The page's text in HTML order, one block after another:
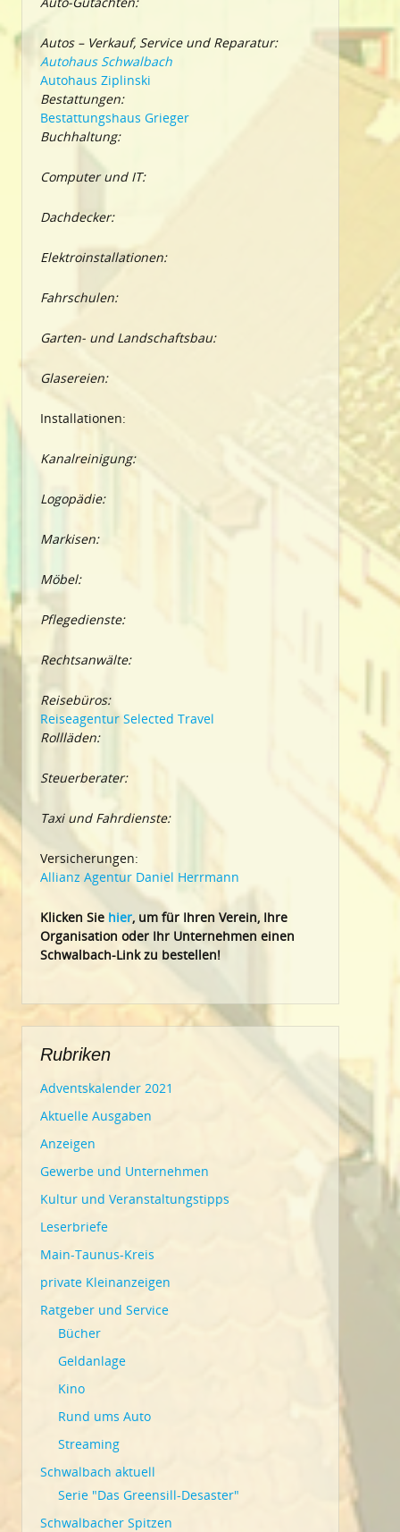
Autos – Verkauf, Service und Reparatur:
Autohaus Schwalbach
Autohaus Ziplinski
Bestattungen:
Bestattungshaus Grieger
Buchhaltung:
Computer und IT:
Dachdecker:
Elektroinstallationen:
Fahrschulen:
Garten- und Landschaftsbau:
Glasereien:
Installationen:
Kanalreinigung:
Logopädie:
Markisen:
Möbel:
Pflegedienste:
Rechtsanwälte:
Reisebüros:
Reiseagentur Selected Travel
Rollläden:
Steuerberater:
Taxi und Fahrdienste:
Versicherungen:
Allianz Agentur Daniel Herrmann
Klicken Sie hier, um für Ihren Verein, Ihre
Organisation oder Ihr Unternehmen einen
Schwalbach-Link zu bestellen!
Rubriken
Adventskalender 2021
Aktuelle Ausgaben
Anzeigen
Gewerbe und Unternehmen
Kultur und Veranstaltungstipps
Leserbriefe
Main-Taunus-Kreis
private Kleinanzeigen
Ratgeber und Service
Bücher
Geldanlage
Kino
Rund ums Auto
Streaming
Schwalbach aktuell
Serie "Das Greensill-Desaster"
Schwalbacher Spitzen